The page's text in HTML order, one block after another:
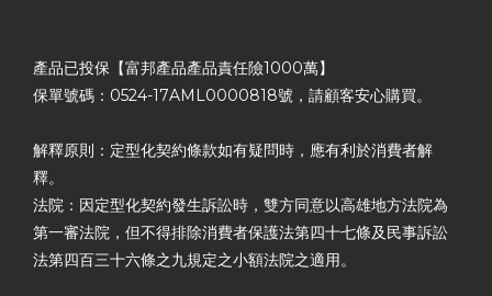
產品已投保【富邦產品產品責任險1000萬】
保單號碼：0524-17AML0000818號，請顧客安心購買。
解釋原則：定型化契約條款如有疑問時，應有利於消費者解
釋。
法院：因定型化契約發生訴訟時，雙方同意以高雄地方法院為
第一審法院，但不得排除消費者保護法第四十七條及民事訴訟
法第四百三十六條之九規定之小額法院之適用。